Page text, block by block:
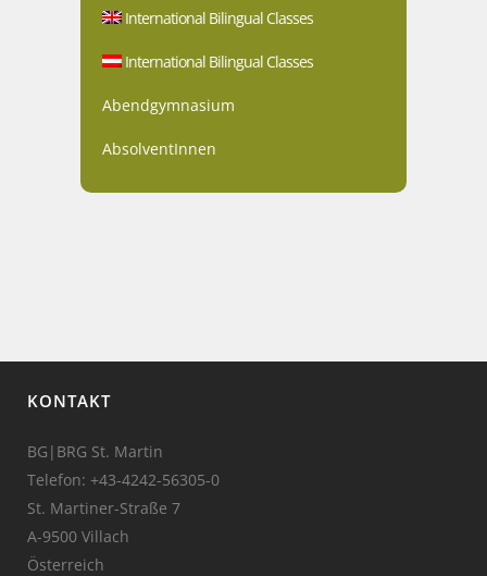
International Bilingual Classes
International Bilingual Classes
Abendgymnasium
AbsolventInnen
KONTAKT
BG|BRG St. Martin
Telefon: +43-4242-56305-0
St. Martiner-Straße 7
A-9500 Villach
Österreich